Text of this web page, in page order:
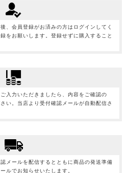
、会員登録がお済みの方はログインしてく
をお願いします。登録せずに購入すること
入力いただきましたら、内容をご確認の
い。当店より受付確認メールが自動配信さ
メールを配信するとともに商品の発送準備
ルでお知らせいたします。